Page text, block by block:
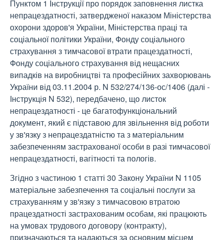
Пунктом 1 Інструкції про порядок заповнення листка
непрацездатності, затвердженої наказом Міністерства
охорони здоров'я України, Міністерства праці та
соціальної політики України, Фонду соціального
страхування з тимчасової втрати працездатності,
Фонду соціального страхування від нещасних
випадків на виробництві та професійних захворювань
України від 03.11.2004 р. N 532/274/136-ос/1406 (далі -
Інструкція N 532), передбачено, що листок
непрацездатності - це багатофункціональний
документ, який є підставою для звільнення від роботи
у зв'язку з непрацездатністю та з матеріальним
забезпеченням застрахованої особи в разі тимчасової
непрацездатності, вагітності та пологів.
Згідно з частиною 1 статті 30 Закону України N 1105
матеріальне забезпечення та соціальні послуги за
страхуванням у зв'язку з тимчасовою втратою
працездатності застрахованим особам, які працюють
на умовах трудового договору (контракту),
призначаються та надаються за основним місцем